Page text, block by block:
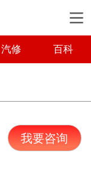
汽修 百科
我要咨询